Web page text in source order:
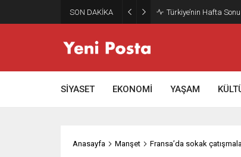
SON DAKİKA Gazze’nin geleceği:
SİYASET EKONOMİ YAŞAM
Anasayfa Manşet Fransa’da sokak